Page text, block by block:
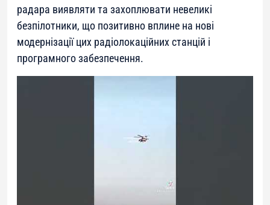
радара виявляти та захоплювати невеликі
безпілотники, що позитивно вплине на нові
модернізації цих радіолокаційних станцій і
програмного забезпечення.